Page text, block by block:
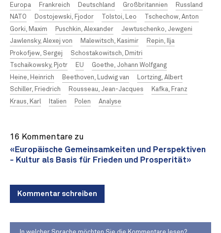
Europa
Frankreich Deutschland Großbritannien
Russland
NATO
Dostojewski, Fjodor Tolstoi, Leo
Tschechow, Anton
Gorki, Maxim
Puschkin, Alexander
Jewtuschenko, Jewgeni
Jawlensky, Alexej von
Malewitsch, Kasimir
Repin, Ilja
Prokofjew, Sergej
Schostakowitsch, Dmitri
Tschaikowsky, Pjotr
EU
Goethe, Johann Wolfgang
Heine, Heinrich
Beethoven, Ludwig van
Lortzing, Albert
Schiller, Friedrich
Rousseau, Jean-Jacques
Kafka, Franz
Kraus, Karl
Italien Polen Analyse
16 Kommentare zu
«Europäische Gemeinsamkeiten und Perspektiven
- Kultur als Basis für Frieden und Prosperität»
Kommentar schreiben